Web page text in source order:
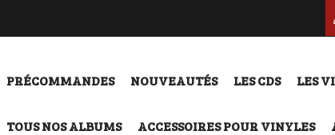
PRÉCOMMANDES NOUVEAUTÉS LES CDS LES
TOUS NOS ALBUMS ACCESSOIRES POUR VINYLES